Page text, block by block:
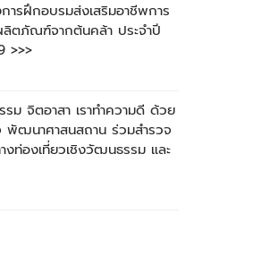
ารฝึกอบรมส่งเสริมอาชีพการ
ลิตภัณฑ์จากต้นคล้า ประจำปี
>>>
รม จิตอาสา เราทำความดี ด้วย
พัฒนาศาสนสถาน ร่วมสำรวจ
งท่องเที่ยวเชิงวัฒนธรรม และ